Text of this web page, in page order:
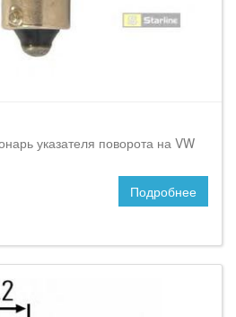
указателя поворота на VW
Подробнее